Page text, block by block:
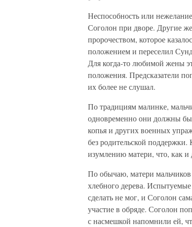
Неспособность или
Соголон при дворе. Другие
пророчеством, которое
положением и переселил
Для когда-то любимой жены
положения. Предсказатели
их более не слушал.
По традициям малинке,
одновременно они должны
копья и других военных
без родительской поддержки.
изумлению матери, что, как и
По обычаю, матери мальчиков
хлебного дерева.
сделать не мог, и Соголон
участие в обряде. Соголон
с насмешкой напомнили ей,